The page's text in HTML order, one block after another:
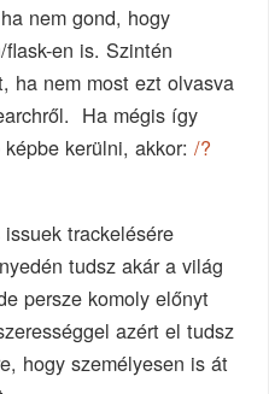
nem gond, hogy
en is. Szintén
ha nem most ezt olvasva
Ha mégis így
képbe kerülni, akkor:/?
trackelésére
tudsz akár a világ
persze komoly előnyt
azért el tudsz
hogy személyesen is át